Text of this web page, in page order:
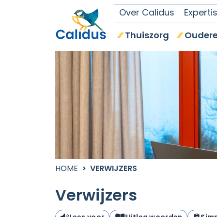
Over Calidus
Thuiszorg
HOME VERWIJZERS
Verwijzers